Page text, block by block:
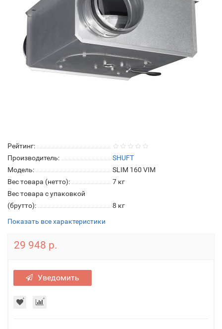
Рейтинг:
Производитель:
SHUFT
Модель:
SLIM 160 VIM
Вес товара (нетто):
7 кг
Вес товара с упаковкой
(брутто):
8 кг
Показать все характеристики
29 948 р.
Уведомить